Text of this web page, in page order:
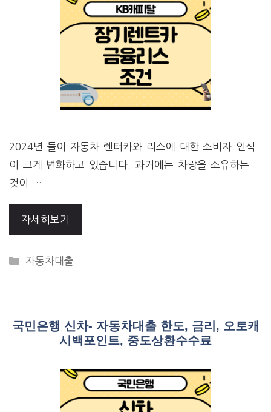
2024년 들어 자동차 렌터카와 리스에 대한 소비자 인식
이 크게 변화하고 있습니다. 과거에는 차량을 소유하는
것이 …
자세히보기
CATEGORIES
자동차대출
국민은행 신차- 자동차대출 한도, 금리, 오토캐
시백포인트, 중도상환수수료